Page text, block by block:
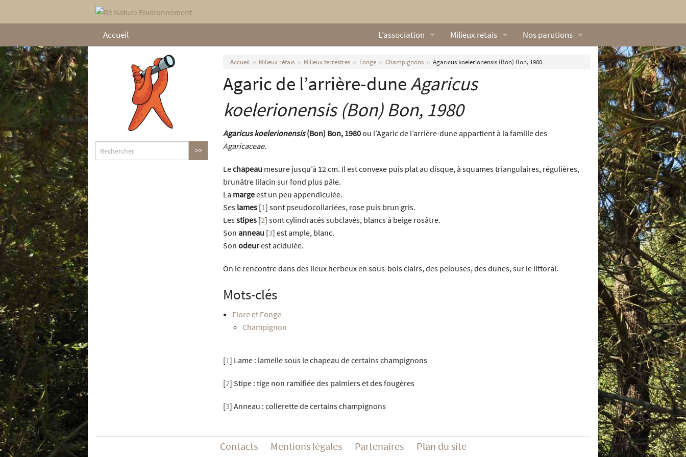
Accueil L’association
Qui sommes nous ?
Nos missions
Nos statuts
Nous contacter
Milieux rétais
Lexique
Galerie rétaise
Milieux marins
Nos parutions
Dossiers
Vidéos naturalistes de Ré Nature
Accueil Milieux rétais Milieux terrestres Fonge Champignons Agaricus koelerionensis (Bon) Bon, 1980
Agaric de l’arrière-duneAgaricus
koelerionensis(Bon) Bon, 1980
Agaricus koelerionensis(Bon) Bon, 1980ou l’Agaric de l’arrière-dune appartient à la famille des
Agaricaceae.
Lechapeau mesure jusqu’à 12 cm. Il est convexe puis plat au disque, à squames triangulaires, régulières,
brunâtre lilacin sur fond plus pâle.
La margeest un peu appendiculée.
Ses lames [1] sont pseudocollariées, rose puis brun gris.
Lesstipes [2] sont cylindracés subclavés, blancs à beige rosâtre.
Son anneau [3] est ample, blanc.
Son odeurest acidulée.
On le rencontre dans des lieux herbeux en sous-bois clairs, des pelouses, des dunes, sur le littoral.
Mots-clés
Flore et Fonge
Champignon
[1] Lame : lamelle sous le chapeau de certains champignons
[2] Stipe : tige non ramifiée des palmiers et des fougères
[3] Anneau : collerette de certains champignons
Contacts Mentions légales Partenaires Plan du site